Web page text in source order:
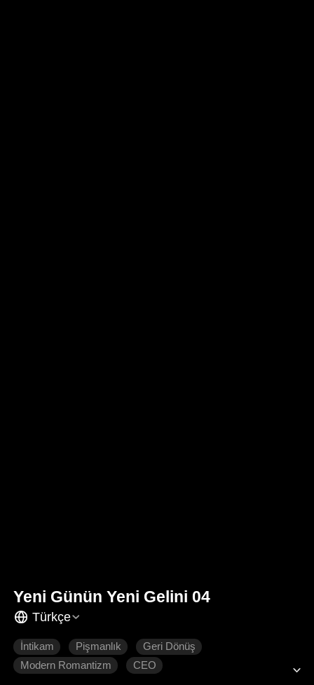
Yeni Günün Yeni Gelini 04
Türkçe
İntikam Pişmanlık
Geri Dönüş
Modern Romantizm
CEO